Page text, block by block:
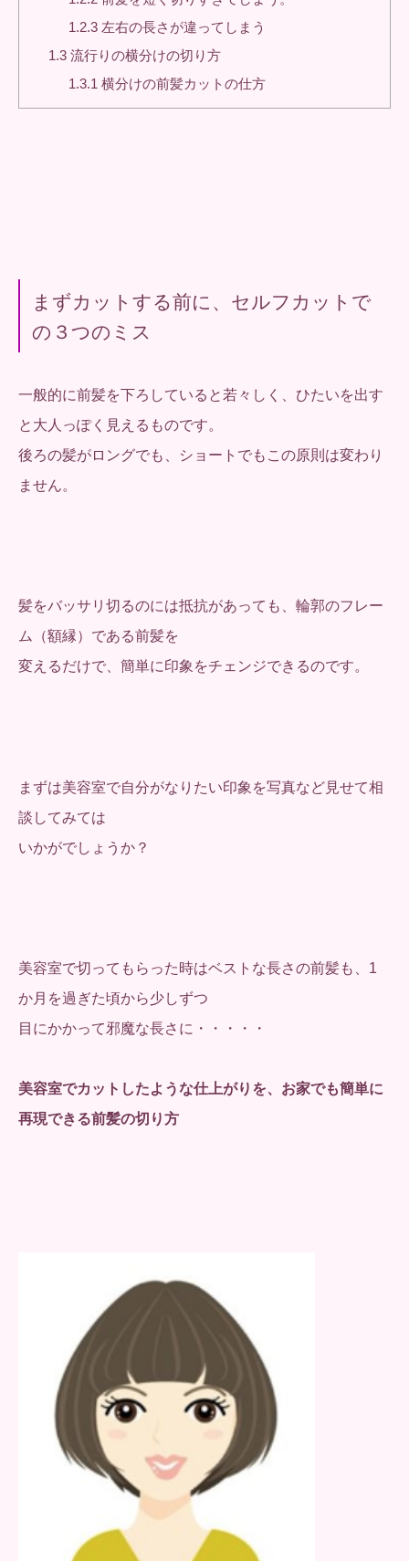
1.2.3 左右の長さが違ってしまう
1.3 流行りの横分けの切り方
1.3.1 横分けの前髪カットの仕方
まずカットする前に、セルフカットで
の３つのミス
一般的に前髪を下ろしていると若々しく、ひたいを出す
と大人っぽく見えるものです。
後ろの髪がロングでも、ショートでもこの原則は変わり
ません。
髪をバッサリ切るのには抵抗があっても、輪郭のフレー
ム（額縁）である前髪を
変えるだけで、簡単に印象をチェンジできるのです。
まずは美容室で自分がなりたい印象を写真など見せて相
談してみては
いかがでしょうか？
美容室で切ってもらった時はベストな長さの前髪も、1
か月を過ぎた頃から少しずつ
目にかかって邪魔な長さに・・・・・
美容室でカットしたような仕上がりを、お家でも簡単に
再現できる前髪の切り方